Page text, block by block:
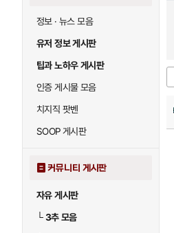
정보 · 뉴스 모음
유저 정보 게시판
팁과 노하우 게시판
인증 게시물 모음
치지직 팟벤
SOOP 게시판
커뮤니티 게시판
자유 게시판
└3추 모음